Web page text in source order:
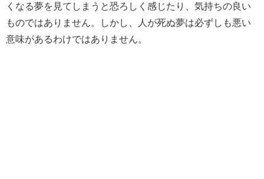
くなる夢を見てしまうと恐ろしく感じたり、気持ちの良い
ものではありません。しかし、人が死ぬ夢は必ずしも悪い
意味があるわけではありません。